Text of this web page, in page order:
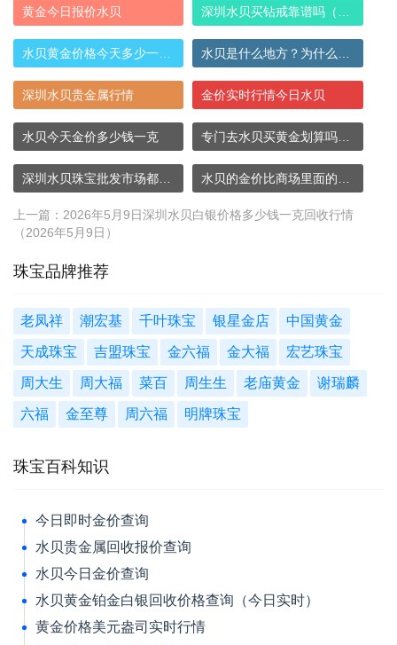
黄金今日报价水贝
深圳水贝贵金属行情 金价实时行情今日水贝
水贝今天金价多少钱一克
上一篇： 2026年5月9日深圳水贝白银价格多少钱一克回收行情
（2026年5月9日）
珠宝品牌推荐
老凤祥 潮宏基 千叶珠宝 银星金店 中国黄金
天成珠宝 吉盟珠宝 金六福 金大福 宏艺珠宝
周大生 周大福 菜百 周生生 老庙黄金 谢瑞麟
六福 金至尊 周六福 明牌珠宝
珠宝百科知识
今日即时金价查询
水贝贵金属回收报价查询
水贝今日金价查询
水贝黄金铂金白银回收价格查询（今日实时）
黄金价格美元盎司实时行情